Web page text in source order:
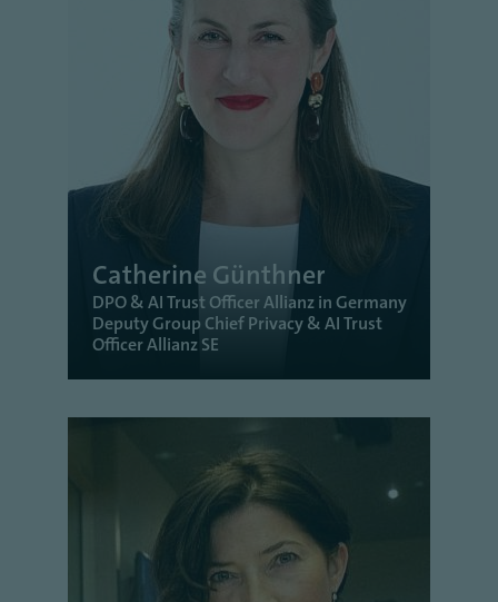
Catherine Günthner
DPO & AI Trust Officer Allianz in Germany
Deputy Group Chief Privacy & AI Trust
Officer Allianz SE